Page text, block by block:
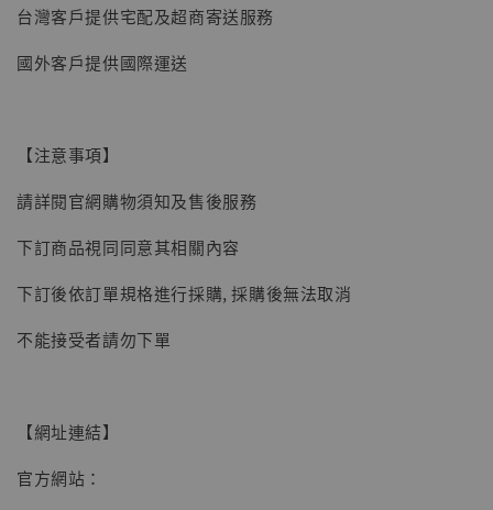
子彈飛 鵝城縣長 張麻子 [BK01]
NT$ 4,980
台灣客戶提供宅配及超商寄送服務
國外客戶提供國際運送
【注意事項】
請詳閱官網購物須知及售後服務
下訂商品視同同意其相關內容
下訂後依訂單規格進行採購, 採購後無法取消
不能接受者請勿下單
【網址連結】
官方網站：